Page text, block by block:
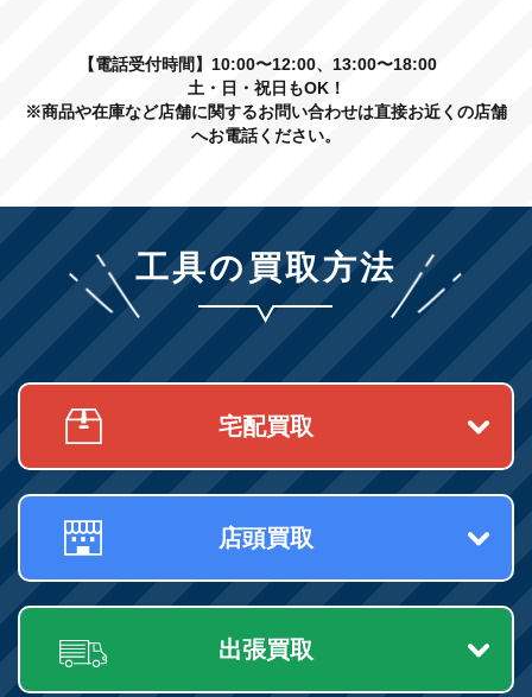
【電話受付時間】10:00〜12:00、13:00〜18:00
土・日・祝日もOK！
※商品や在庫など店舗に関するお問い合わせは直接お近くの店舗
へお電話ください。
工具の買取方法
宅配買取
店頭買取
出張買取